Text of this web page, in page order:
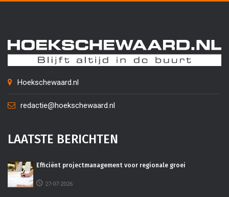
Hoekschewaard.nl
redactie@hoekschewaard.nl
LAATSTE BERICHTEN
Efficiënt projectmanagement voor regionale groei
27-07-2026